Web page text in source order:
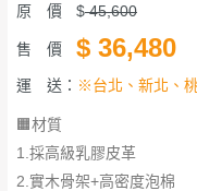
原 價 $45,600
售 價 $ 36,480
運 送： ※台北、新北、
🟧材質
1.採高級乳膠皮革
2.實木骨架+高密度泡棉